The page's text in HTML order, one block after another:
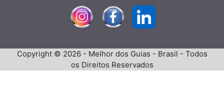
Copyright © 2026 - Melhor dos Guias - Brasil - Todos
os Direitos Reservados